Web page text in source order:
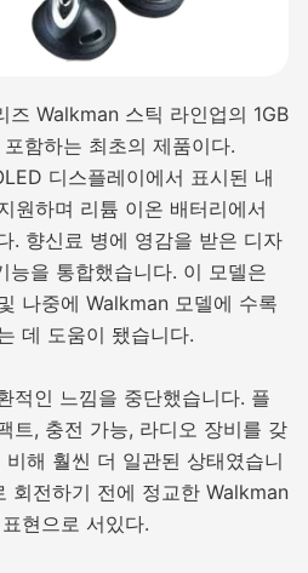
Walkman 스틱 라인업의 1GB
함하는 최초의 제품이다.
디스플레이에서 표시된 내
원하며 리튬 이온 배터리에서
. 향신료 병에 영감을 받은 디자
능을 통합했습니다. 이 모델은
나중에 Walkman 모델에 수록
데 도움이 됐습니다.
적인 느낌을 중단했습니다. 플
트, 충전 가능, 라디오 장비를 갖
해 훨씬 더 일관된 상태였습니
회전하기 전에 정교한 Walkman
현으로 서있다.